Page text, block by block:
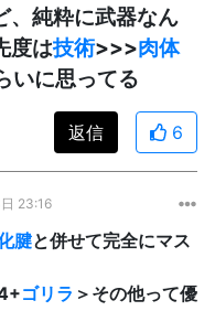
、純粋に武器なん
度は技術>>>肉体
いに思ってる
返信 6
23:16
腱と併せて完全にマス
ゴリラ ＞その他って優